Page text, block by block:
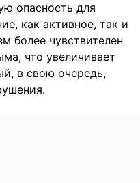
опасность для
как активное, так и
более чувствителен
что увеличивает
в свою очередь,